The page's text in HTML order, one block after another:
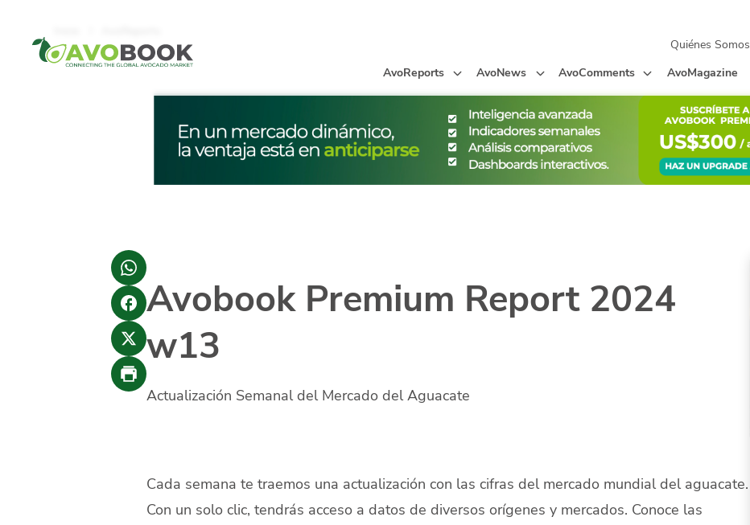
Quiénes Somos
AvoReports
AvoNews AvoComments AvoMagazine
Avobook Premium Report 2024
w13
Actualización Semanal del Mercado del Aguacate
Cada semana te traemos una actualización con las cifras del mercado mundial del aguacate.
Con un solo clic, tendrás acceso a datos de diversos orígenes y mercados. Conoce las